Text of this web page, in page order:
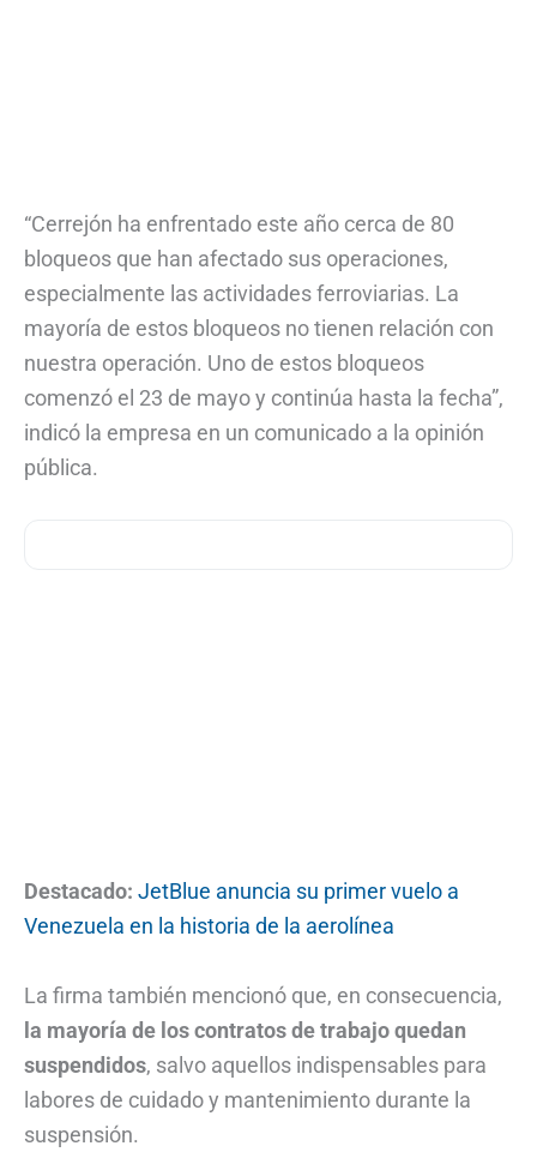
“Cerrejón ha enfrentado este año cerca de 80
bloqueos que han afectado sus operaciones,
especialmente las actividades ferroviarias. La
mayoría de estos bloqueos no tienen relación con
nuestra operación. Uno de estos bloqueos
comenzó el 23 de mayo y continúa hasta la fecha”,
indicó la empresa en un comunicado a la opinión
pública.
Destacado: JetBlue anuncia su primer vuelo a
Venezuela en la historia de la aerolínea
La firma también mencionó que, en consecuencia,
la mayoría de los contratos de trabajo quedan
suspendidos, salvo aquellos indispensables para
labores de cuidado y mantenimiento durante la
suspensión.